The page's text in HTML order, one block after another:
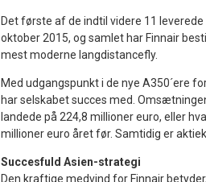
Det første af de indtil videre 11
oktober 2015, og samlet har Finnair
mest moderne langdistancefly.
Med udgangspunkt i de nye A350´ere
har selskabet succes med.
landede på 224,8 millioner euro, eller
millioner euro året før. Samtidig er
Succesfuld Asien-strategi
Den kraftige medvind for Finnair